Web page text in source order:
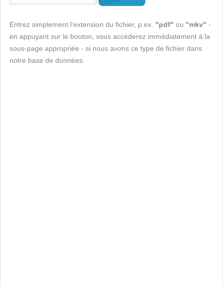
Entrez simplement l'extension du fichier, p.ex. "pdf" ou "mkv" -
en appuyant sur le bouton, vous accéderez immédiatement à la
sous-page appropriée - si nous avons ce type de fichier dans
notre base de données.